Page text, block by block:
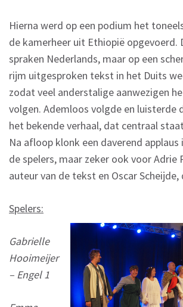
Hierna werd op een podium het
de kamerheer uit Ethiopië opgevoerd.
spraken Nederlands, maar op een
rijm uitgesproken tekst in het Duits
zodat veel anderstalige aanwezigen
volgen. Ademloos volgde en luisterde
het bekende verhaal, dat centraal
Na afloop klonk een daverend
de spelers, maar zeker ook voor Adrie
auteur van de tekst en Oscar Scheijde,
Spelers:
Gabrielle
Hooimeijer
– Engel 1